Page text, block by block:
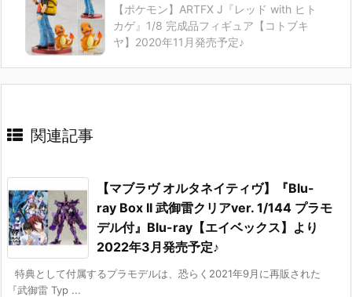
【ポケモン】ARTFX J『レッド with ヒト
カゲ』1/8 完成品フィギュア【コトブキ
ヤ】2020年11月発売予定♪
関連記事
【マブラヴ オルタネイティヴ】『Blu-
ray Box II 武御雷クリアver. 1/144 プラモ
デル付』Blu-ray【エイベックス】より
2022年3月発売予定♪
特典として付属するプラモデルは、恐らく2021年9月に再販された
『武御雷 Typ ...